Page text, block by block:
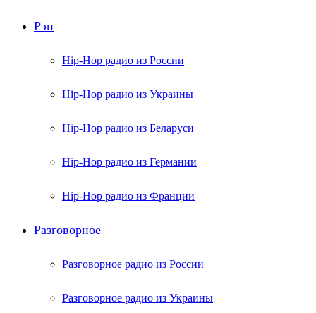
Рэп
Hip-Hop радио из России
Hip-Hop радио из Украины
Hip-Hop радио из Беларуси
Hip-Hop радио из Германии
Hip-Hop радио из Франции
Разговорное
Разговорное радио из России
Разговорное радио из Украины